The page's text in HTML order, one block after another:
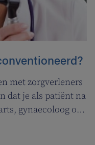
met zorgverleners
dat je als patiënt na
gynaecoloog of